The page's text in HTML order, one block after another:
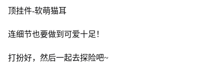
顶挂件-软萌猫耳
连细节也要做到可爱十足！
打扮好，然后一起去探险吧~